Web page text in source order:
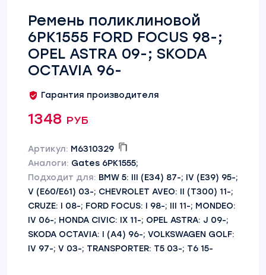
Ремень поликлиновой
6PK1555 FORD FOCUS 98-;
OPEL ASTRA 09-; SKODA
OCTAVIA 96-
Гарантия производителя
1348 руб
Артикул: M6310329
Аналоги: Gates 6PK1555;
Подходит для: BMW 5: III (E34) 87-; IV (E39) 95-;
V (E60/E61) 03-; CHEVROLET AVEO: II (T300) 11-;
CRUZE: I 08-; FORD FOCUS: I 98-; III 11-; MONDEO:
IV 06-; HONDA CIVIC: IX 11-; OPEL ASTRA: J 09-;
SKODA OCTAVIA: I (A4) 96-; VOLKSWAGEN GOLF:
IV 97-; V 03-; TRANSPORTER: T5 03-; T6 15-